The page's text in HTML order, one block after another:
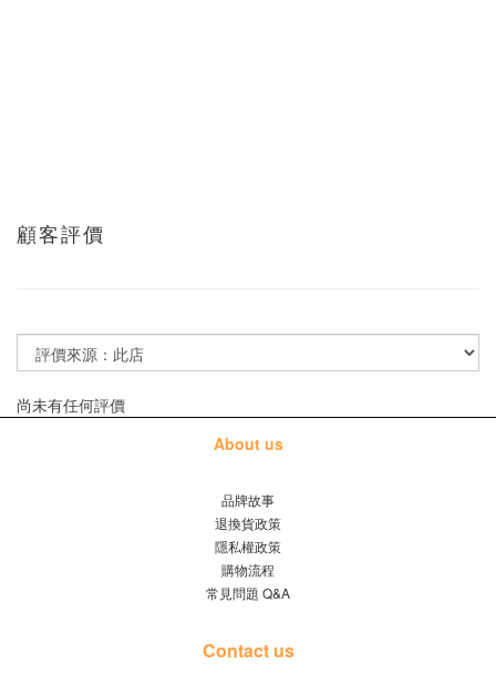
顧客評價
尚未有任何評價
About us
品牌故事
退換貨政策
隱私權政策
購物流程
常見問題 Q&A
Contact us